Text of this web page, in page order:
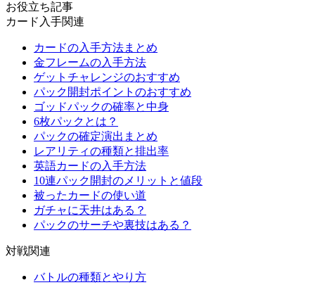
お役立ち記事
カード入手関連
カードの入手方法まとめ
金フレームの入手方法
ゲットチャレンジのおすすめ
パック開封ポイントのおすすめ
ゴッドパックの確率と中身
6枚パックとは？
パックの確定演出まとめ
レアリティの種類と排出率
英語カードの入手方法
10連パック開封のメリットと値段
被ったカードの使い道
ガチャに天井はある？
パックのサーチや裏技はある？
対戦関連
バトルの種類とやり方